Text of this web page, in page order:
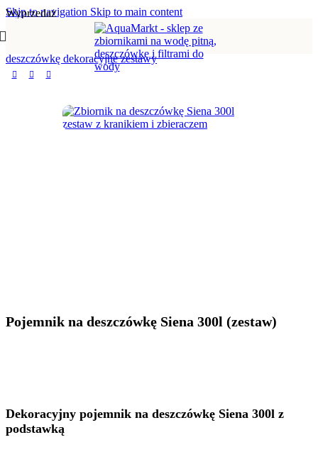
Skip to navigation Skip to main content
Zbiorniki na deszczówkę/ Zbiorniki na
deszczówkę dekoracyjne zestawy
Wyprzedaż
Pojemnik na deszczówkę Siena 300l (zestaw)
Dekoracyjny pojemnik na deszczówkę Siena 300l z
podstawką